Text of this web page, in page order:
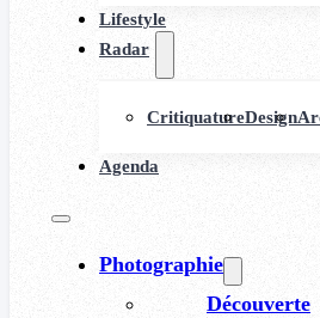
Lifestyle
Radar
CritiquatureDesign
Agenda
Photographie
Découverte